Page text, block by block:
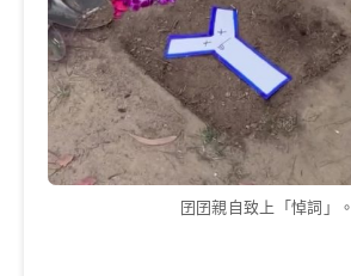
囝囝親自致上「悼詞」。